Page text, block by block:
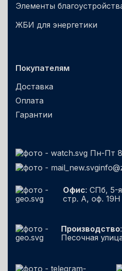
Элементы
ЖБИ для энергетики
Покупателям
Доставка
Оплата
Гарантии
Пн-Пт
Офис: СПб, 5-
стр. А, оф. 19Н
Производство
Песочная